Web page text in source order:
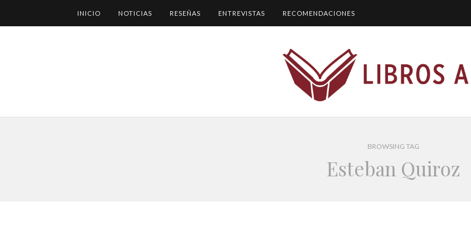
INICIO NOTICIAS RESEÑAS ENTREVISTAS RECOMENDACIONES
BROWSING TAG
Esteban Quiroz